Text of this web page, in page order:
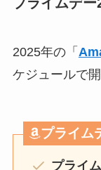
2025年の「
ケジュールで
プライム
プライ